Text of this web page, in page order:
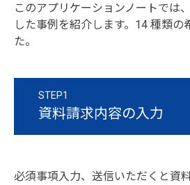
このアプリケーションノートでは
した事例を紹介します。14 種類
た。
STEP1
資料請求内容の入力
必須事項入力、送信いただくと資